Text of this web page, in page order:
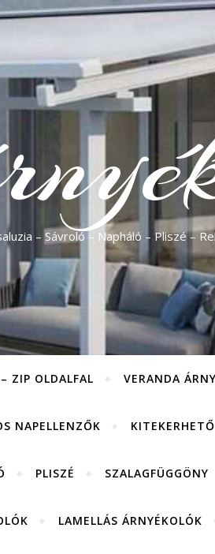
– Sávroló – Napháló – Pliszé –
ZIP OLDALFAL VERANDA
NAPELLENZŐK
PLISZÉ SZALAGFÜGGÖNY
LAMELLÁS ÁRNYÉKOLÓK